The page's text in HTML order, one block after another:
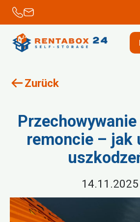
Zurück
remoncie – jak
14.11.2025